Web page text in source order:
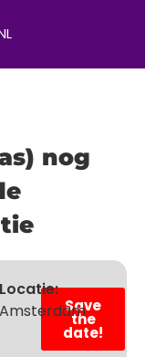
nog
Save
the
date!
Locatie:
Amsterdam